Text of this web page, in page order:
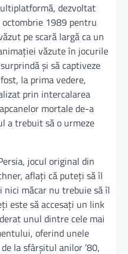
dezvoltat
1989 pentru
pe scară largă ca un
văzute în jocurile
și să captiveze
la prima vedere,
prin intercalarea
mortale de-a
a trebuit să o urmeze
jocul original din
aflați că puteți să îl
măcar nu trebuie să îl
este să accesați un link
unul dintre cele mai
oferind unele
la sfârșitul anilor ’80,